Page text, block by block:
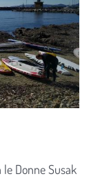
Donne Susak